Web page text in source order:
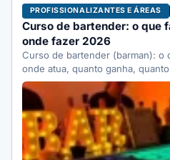
PROFISSIONALIZANTES E ÁREAS
Curso de bartender: o que
onde fazer 2026
Curso de bartender (barman): o
onde atua, quanto ganha,